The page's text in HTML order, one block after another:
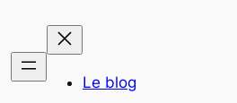
Le blog